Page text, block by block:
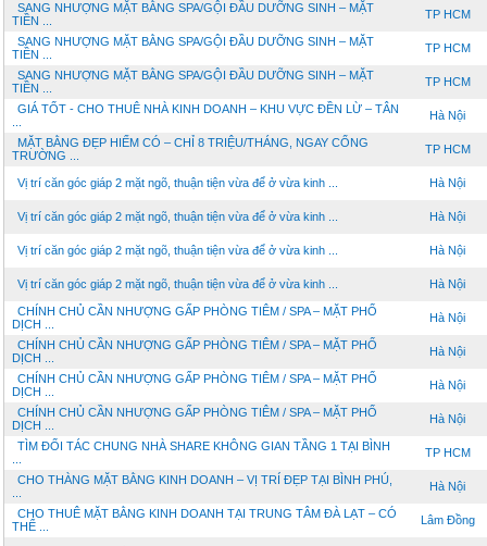
SANG NHƯỢNG MẶT BẰNG SPA/GỘI ĐẦU DƯỠNG SINH – MẶT
TIỀN ...
TP HCM
SANG NHƯỢNG MẶT BẰNG SPA/GỘI ĐẦU DƯỠNG SINH – MẶT
TIỀN ...
TP HCM
SANG NHƯỢNG MẶT BẰNG SPA/GỘI ĐẦU DƯỠNG SINH – MẶT
TIỀN ...
TP HCM
GIÁ TỐT - CHO THUÊ NHÀ KINH DOANH – KHU VỰC ĐỀN LỪ – TÂN
Hà Nội
MẶT BẰNG ĐẸP HIẾM CÓ – CHỈ 8 TRIỆU/THÁNG, NGAY CỔNG
TRƯỜNG ...
TP HCM
Vị trí căn góc giáp 2 mặt ngõ, thuận tiện vừa để ở vừa kinh ... Hà Nội
Vị trí căn góc giáp 2 mặt ngõ, thuận tiện vừa để ở vừa kinh ... Hà Nội
Vị trí căn góc giáp 2 mặt ngõ, thuận tiện vừa để ở vừa kinh ... Hà Nội
Vị trí căn góc giáp 2 mặt ngõ, thuận tiện vừa để ở vừa kinh ... Hà Nội
CHÍNH CHỦ CẦN NHƯỢNG GẤP PHÒNG TIÊM / SPA – MẶT PHỐ
DỊCH ...
Hà Nội
CHÍNH CHỦ CẦN NHƯỢNG GẤP PHÒNG TIÊM / SPA – MẶT PHỐ
DỊCH ...
Hà Nội
CHÍNH CHỦ CẦN NHƯỢNG GẤP PHÒNG TIÊM / SPA – MẶT PHỐ
DỊCH ...
Hà Nội
CHÍNH CHỦ CẦN NHƯỢNG GẤP PHÒNG TIÊM / SPA – MẶT PHỐ
DỊCH ...
Hà Nội
TÌM ĐỐI TÁC CHUNG NHÀ SHARE KHÔNG GIAN TẦNG 1 TẠI BÌNH
TP HCM
CHO THÀNG MẶT BẰNG KINH DOANH – VỊ TRÍ ĐẸP TẠI BÌNH PHÚ,
Hà Nội
CHO THUÊ MẶT BẰNG KINH DOANH TẠI TRUNG TÂM ĐÀ LẠT – CÓ
THỂ ...
Lâm Đồng